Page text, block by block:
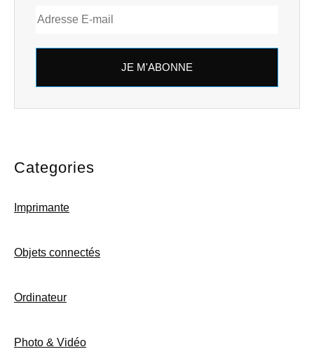
JE M'ABONNE
Categories
Imprimante
Objets connectés
Ordinateur
Photo & Vidéo